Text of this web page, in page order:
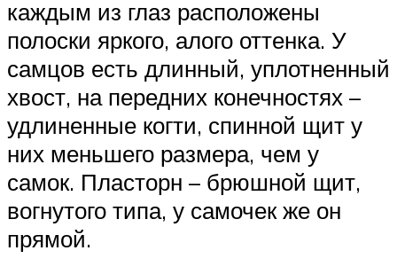
каждым из глаз расположены
полоски яркого, алого оттенка. У
самцов есть длинный, уплотненный
хвост, на передних конечностях –
удлиненные когти, спинной щит у
них меньшего размера, чем у
самок. Пласторн – брюшной щит,
вогнутого типа, у самочек же он
прямой.